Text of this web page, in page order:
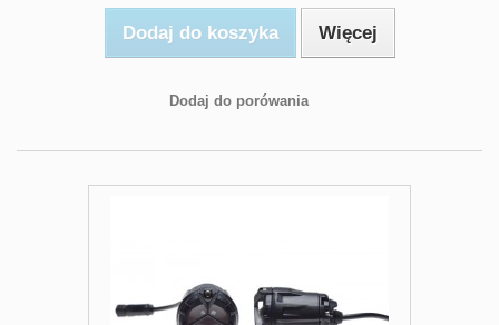
Dodaj do koszyka Więcej
Dodaj do porówania